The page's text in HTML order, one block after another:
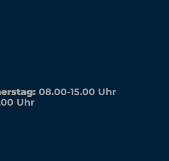
08.00-15.00 Uhr
Uhr